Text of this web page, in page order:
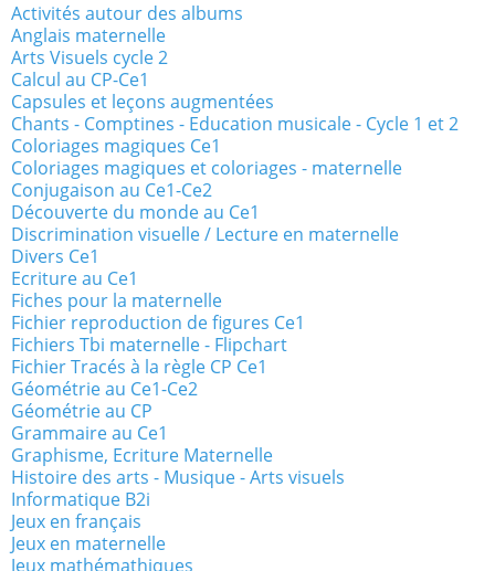
Activités autour des albums
Anglais maternelle
Arts Visuels cycle 2
Calcul au CP-Ce1
Capsules et leçons augmentées
Chants - Comptines - Education musicale - Cycle 1 et 2
Coloriages magiques Ce1
Coloriages magiques et coloriages - maternelle
Conjugaison au Ce1-Ce2
Découverte du monde au Ce1
Discrimination visuelle / Lecture en maternelle
Divers Ce1
Ecriture au Ce1
Fiches pour la maternelle
Fichier reproduction de figures Ce1
Fichiers Tbi maternelle - Flipchart
Fichier Tracés à la règle CP Ce1
Géométrie au Ce1-Ce2
Géométrie au CP
Grammaire au Ce1
Graphisme, Ecriture Maternelle
Histoire des arts - Musique - Arts visuels
Informatique B2i
Jeux en français
Jeux en maternelle
Jeux mathémathiques